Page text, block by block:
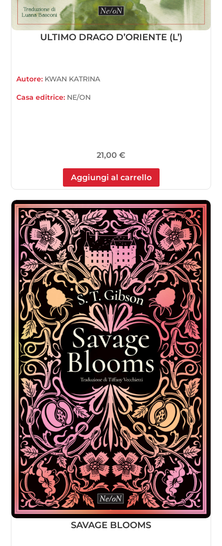
ULTIMO DRAGO D’ORIENTE (L’)
Autore: KWAN KATRINA
Casa editrice: NE/ON
21,00 €
Aggiungi al carrello
SAVAGE BLOOMS